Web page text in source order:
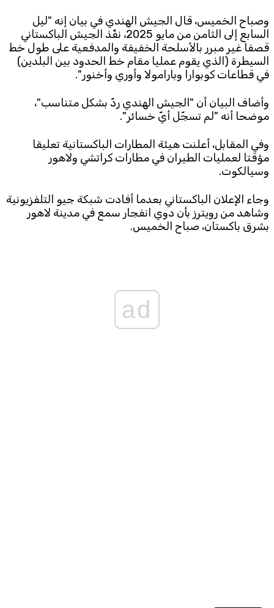
وصباح الخميس، قال الجيش الهندي في بيان إنه "ليل
السابع إلى الثامن من مايو 2025، نفّذ الجيش الباكستاني
قصفا غير مبرر بالأسلحة الخفيفة والمدفعية على طول خط
السيطرة (الذي يقوم عمليا مقام خط الحدود بين البلدين)
في قطاعات كوبوارا وبارامولا وأوري وأخنور".
وأضاف البيان أن "الجيش الهندي ردّ بشكل متناسب"،
موضحا أنه "لم تسجّل أيّ خسائر".
وفي المقابل، أعلنت هيئة المطارات الباكستانية تعليقا
مؤقتا لعمليات الطيران في مطارات كراتشي ولاهور
وسيالكوت.
وجاء الإعلان الباكستاني بعدما أفادت شبكة جيو التلفزيونية
وشاهد من رويترز بأن دوي انفجار سمع في مدينة لاهور
بشرق باكستان، صباح الخميس.
ad